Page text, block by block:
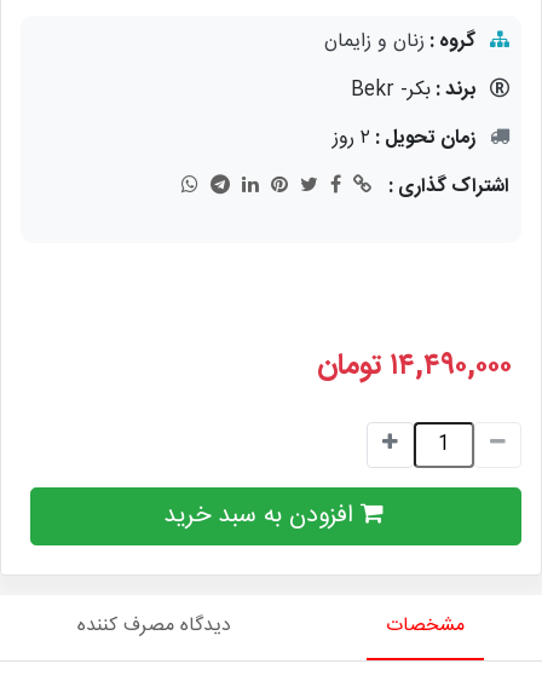
گروه : زنان و زایمان
برند :بکر- Bekr
زمان تحویل : ۲ روز
اشتراک گذاری :
۱۴,۴۹۰,۰۰۰ تومان
مشخصات دیدگاه مصرف کننده